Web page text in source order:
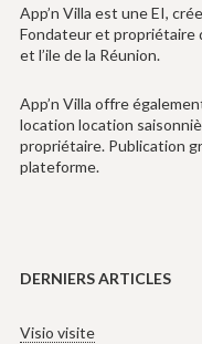
App’n Villa est une EI,
Fondateur et propriétaire
et l’ile de la Réunion.
App’n Villa offre
location location
propriétaire. Publication
plateforme.
DERNIERS ARTICLES
Visio visite